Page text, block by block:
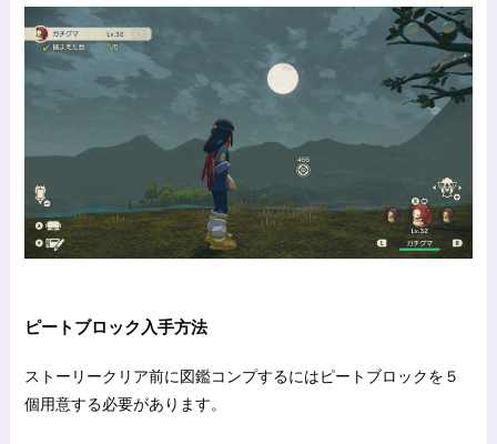
ピートブロック入手方法
ストーリークリア前に図鑑コンプするにはピートブロックを５
個用意する必要があります。